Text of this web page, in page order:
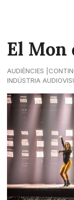
El Mon
AUDIÈNCIES
INDÚSTRIA